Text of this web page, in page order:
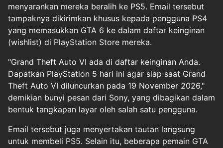
menyarankan mereka beralih ke PS5. Email tersebut
tampaknya dikirimkan khusus kepada pengguna PS4
yang memasukkan GTA 6 ke dalam daftar keinginan
(wishlist) di PlayStation Store mereka.
"Grand Theft Auto VI ada di daftar keinginan Anda.
Dapatkan PlayStation 5 hari ini agar siap saat Grand
Theft Auto VI diluncurkan pada 19 November 2026,"
demikian bunyi pesan dari Sony, yang dibagikan dalam
bentuk tangkapan layar oleh salah satu pengguna.
Email tersebut juga menyertakan tautan langsung
untuk membeli PS5. Selain itu, beberapa pemain GTA